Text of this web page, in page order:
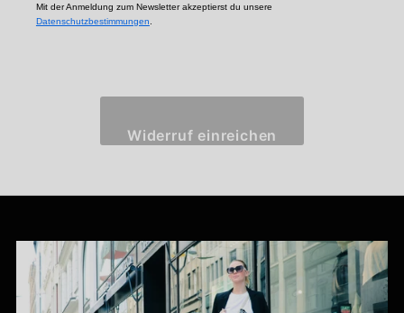
Mit der Anmeldung zum Newsletter akzeptierst du unsere
Datenschutzbestimmungen.
Widerruf einreichen